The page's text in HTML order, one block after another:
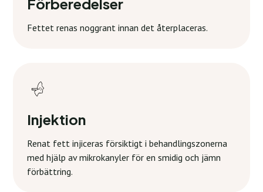
Fettet renas noggrant innan det återplaceras.
Injektion
Renat fett injiceras försiktigt i behandlingszonerna
med hjälp av mikrokanyler för en smidig och jämn
förbättring.